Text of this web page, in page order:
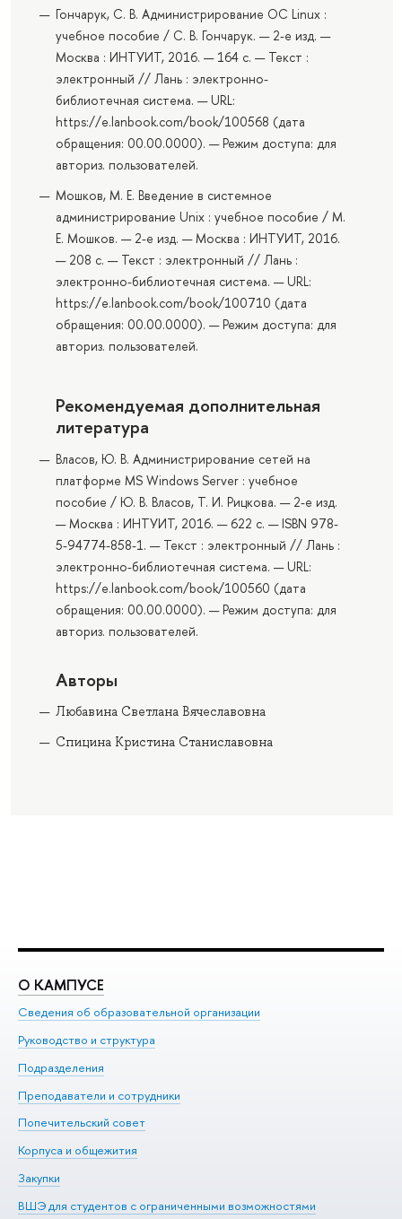
Гончарук, С. В. Администрирование ОС Linux :
учебное пособие / С. В. Гончарук. — 2-е изд. —
Москва : ИНТУИТ, 2016. — 164 с. — Текст :
электронный // Лань : электронно-
библиотечная система. — URL:
https://e.lanbook.com/book/100568 (дата
обращения: 00.00.0000). — Режим доступа: для
авториз. пользователей.
Мошков, М. Е. Введение в системное
администрирование Unix : учебное пособие / М.
Е. Мошков. — 2-е изд. — Москва : ИНТУИТ, 2016.
— 208 с. — Текст : электронный // Лань :
электронно-библиотечная система. — URL:
https://e.lanbook.com/book/100710 (дата
обращения: 00.00.0000). — Режим доступа: для
авториз. пользователей.
Рекомендуемая дополнительная
литература
Власов, Ю. В. Администрирование сетей на
платформе MS Windows Server : учебное
пособие / Ю. В. Власов, Т. И. Рицкова. — 2-е изд.
— Москва : ИНТУИТ, 2016. — 622 с. — ISBN 978-
5-94774-858-1. — Текст : электронный // Лань :
электронно-библиотечная система. — URL:
https://e.lanbook.com/book/100560 (дата
обращения: 00.00.0000). — Режим доступа: для
авториз. пользователей.
Авторы
Любавина Светлана Вячеславовна
Спицина Кристина Станиславовна
О КАМПУСЕ
Сведения об образовательной организации
Руководство и структура
Подразделения
Преподаватели и сотрудники
Попечительский совет
Корпуса и общежития
Закупки
ВШЭ для студентов с ограниченными возможностями